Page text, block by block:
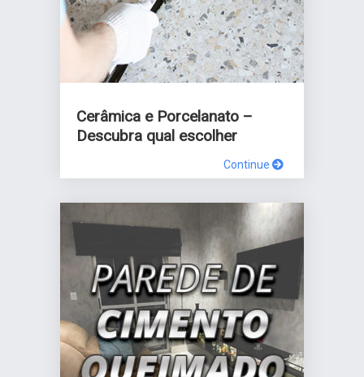
Cerâmica e Porcelanato –
Descubra qual escolher
Continue